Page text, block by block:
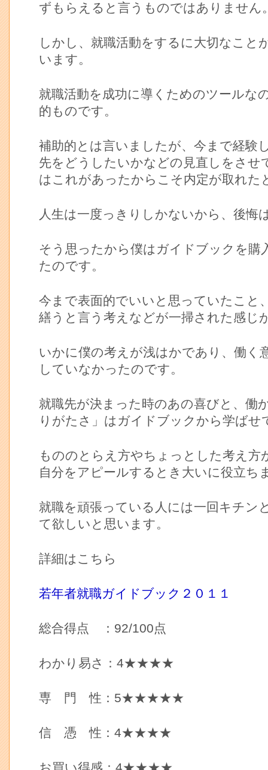
ずもらえると言うものではありません
しかし、就職活動をするに大切なこと
います。
就職活動を成功に導くためのツールな
的ものです。
補助的とは言いましたが、今まで経験
先をどうしたいかなどの見直しをさせ
はこれがあったからこそ内定が取れた
人生は一度っきりしかないから、後悔
そう思ったから僕はガイドブックを購
たのです。
今まで表面的でいいと思っていたこと
繕うと言う考えなどが一掃された感じ
いかに僕の考えが浅はかであり、働く
していなかったのです。
就職先が決まった時のあの喜びと、働
りがたさ」はガイドブックから学ばせ
もののとらえ方やちょっとした考え方
自分をアピールするとき大いに役立ち
就職を頑張っている人には一回キチン
て欲しいと思います。
詳細はこちら
若年者就職ガイドブック２０１１
総合得点 ：92/100点
わかり易さ：4★★★★
専 門 性：5★★★★★
信 憑 性：4★★★★